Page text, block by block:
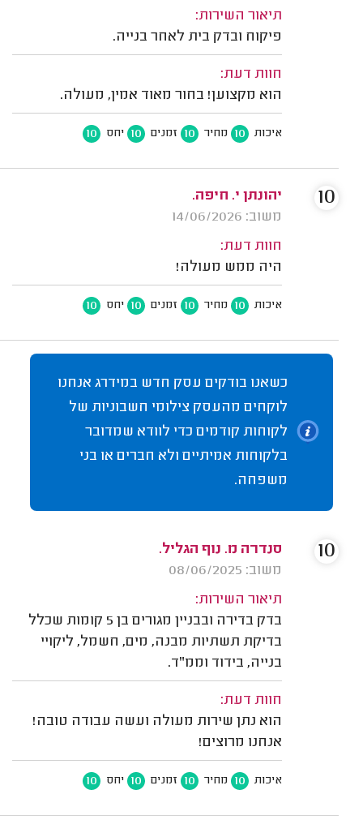
תיאור השירות:
פיקוח ובדק בית לאחר בנייה.
חוות דעת:
הוא מקצוען! בחור מאוד אמין, מעולה.
איכות 10 מחיר 10 זמנים 10 יחס 10
יהונתן י. חיפה.
משוב: 14/06/2026
חוות דעת:
היה ממש מעולה!
איכות 10 מחיר 10 זמנים 10 יחס 10
10
כשאנו בודקים עסק חדש במידרג אנחנו
לוקחים מהעסק צילומי חשבוניות של
לקוחות קודמים כדי לוודא שמדובר
בלקוחות אמיתיים ולא חברים או בני
משפחה.
סנדרה מ. נוף הגליל.
משוב: 08/06/2025
תיאור השירות:
בדק בדירה ובבניין מגורים בן 5 קומות שכלל
בדיקת תשתיות מבנה, מים, חשמל, ליקויי
בנייה, בידוד וממ"ד.
חוות דעת:
הוא נתן שירות מעולה ועשה עבודה טובה!
אנחנו מרוצים!
איכות 10 מחיר 10 זמנים 10 יחס 10
10